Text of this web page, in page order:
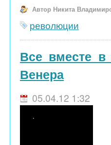
Автор Никита
революции
Все вместе
Венера
05.04.12 1:32